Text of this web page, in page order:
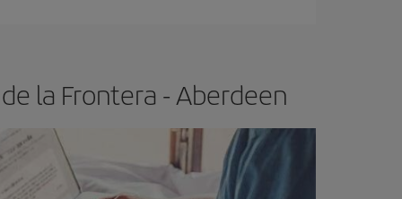
la Frontera - Aberdeen